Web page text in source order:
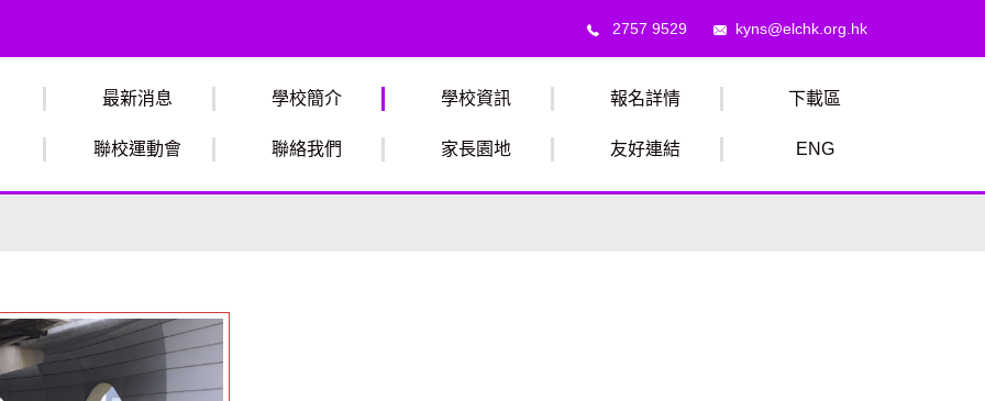
2757 9529 kyns@elchk.org.hk
最新消息 學校簡介 學校資訊 報名詳情 下載區
聯校運動會 聯絡我們 家長園地 友好連結 ENG